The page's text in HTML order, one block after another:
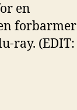
en
forbarmer
ray. (EDIT: